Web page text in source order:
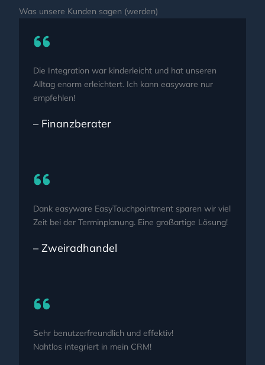
Was unsere Kunden sagen (werden)
Die Integration war kinderleicht und hat unseren
Alltag enorm erleichtert. Ich kann easyware nur
empfehlen!
– Finanzberater
Dank easyware EasyTouchpointment sparen wir viel
Zeit bei der Terminplanung. Eine großartige Lösung!
– Zweiradhandel
Sehr benutzerfreundlich und effektiv!
Nahtlos integriert in mein CRM!